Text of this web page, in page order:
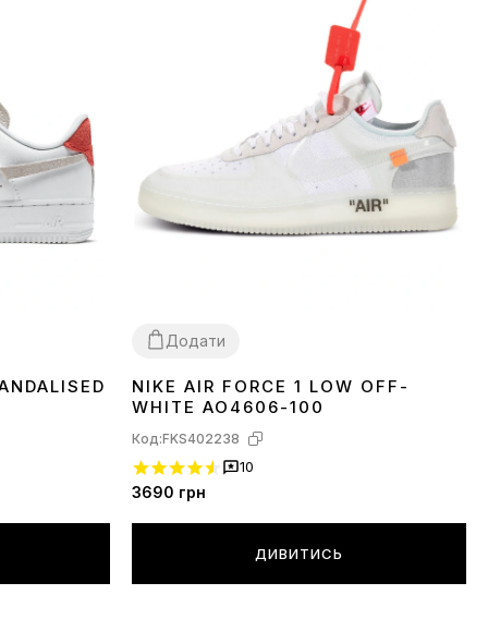
Додати
45
NIKE AIR FORCE 1 LOW OFF-
WHITE AO4606-100
Код:FKS402238
10
3690 грн
ДИВИТИСЬ